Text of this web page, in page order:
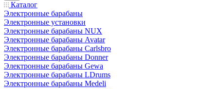
Каталог
Электронные барабаны
Электронные установки
Электронные барабаны NUX
Электронные барабаны Avatar
Электронные барабаны Carlsbro
Электронные барабаны Donner
Электронные барабаны Gewa
Электронные барабаны LDrums
Электронные барабаны Medeli